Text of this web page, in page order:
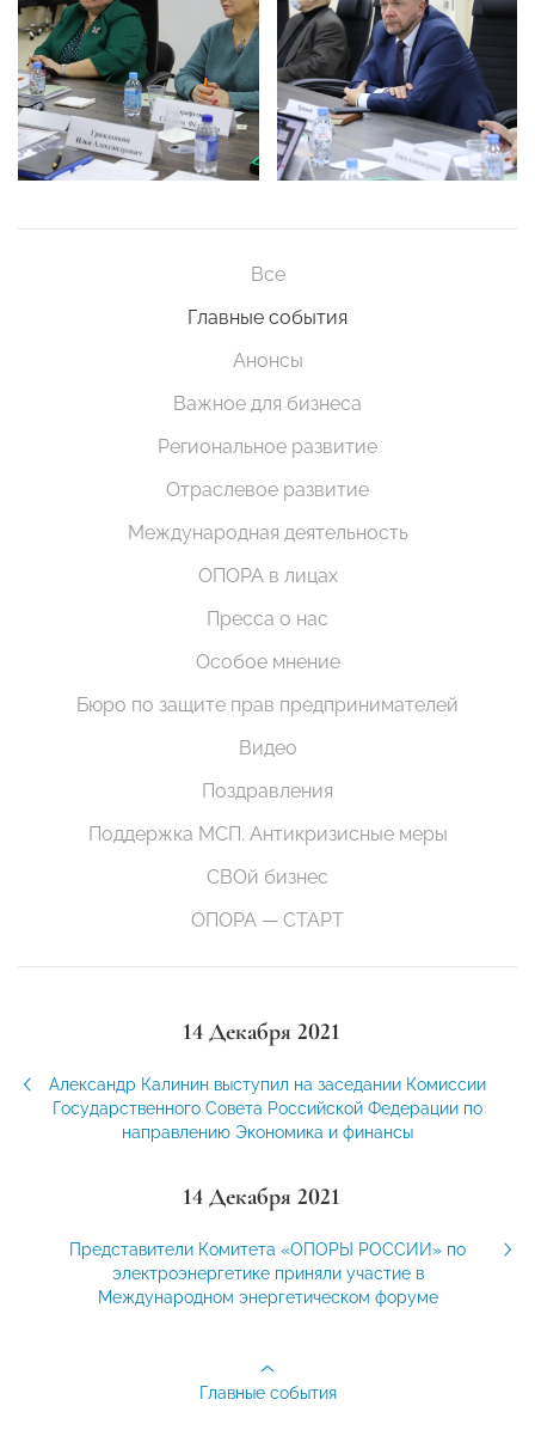
Все
Главные события
Анонсы
Важное для бизнеса
Региональное развитие
Отраслевое развитие
Международная деятельность
ОПОРА в лицах
Пресса о нас
Особое мнение
Бюро по защите прав предпринимателей
Видео
Поздравления
Поддержка МСП. Антикризисные меры
СВОй бизнес
ОПОРА — СТАРТ
14 Декабря 2021
Александр Калинин выступил на заседании Комиссии
Государственного Совета Российской Федерации по
направлению Экономика и финансы
14 Декабря 2021
Представители Комитета «ОПОРЫ РОССИИ» по
электроэнергетике приняли участие в
Международном энергетическом форуме
Главные события